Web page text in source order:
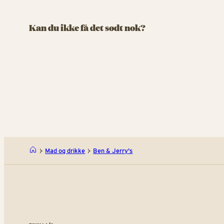
Kan du ikke få det sødt nok?
Churros
Mad og drikke Ben & Jerry's